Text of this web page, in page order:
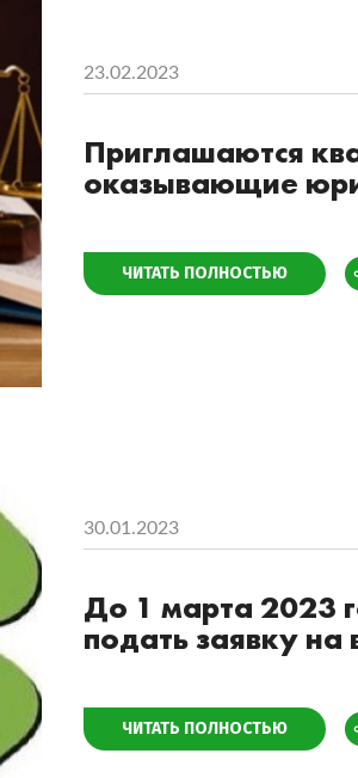
23.02.2023
Приглашаются
оказывающие
ЧИТАТЬ ПОЛНОСТЬЮ
30.01.2023
До 1 марта 2023
подать заявку
ЧИТАТЬ ПОЛНОСТЬЮ